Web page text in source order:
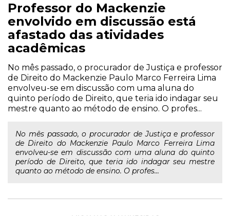
Professor do Mackenzie
envolvido em discussão está
afastado das atividades
acadêmicas
No mês passado, o procurador de Justiça e professor
de Direito do Mackenzie Paulo Marco Ferreira Lima
envolveu-se em discussão com uma aluna do
quinto período de Direito, que teria ido indagar seu
mestre quanto ao método de ensino. O profes...
No mês passado, o procurador de Justiça e professor
de Direito do Mackenzie Paulo Marco Ferreira Lima
envolveu-se em discussão com uma aluna do quinto
período de Direito, que teria ido indagar seu mestre
quanto ao método de ensino. O profes...